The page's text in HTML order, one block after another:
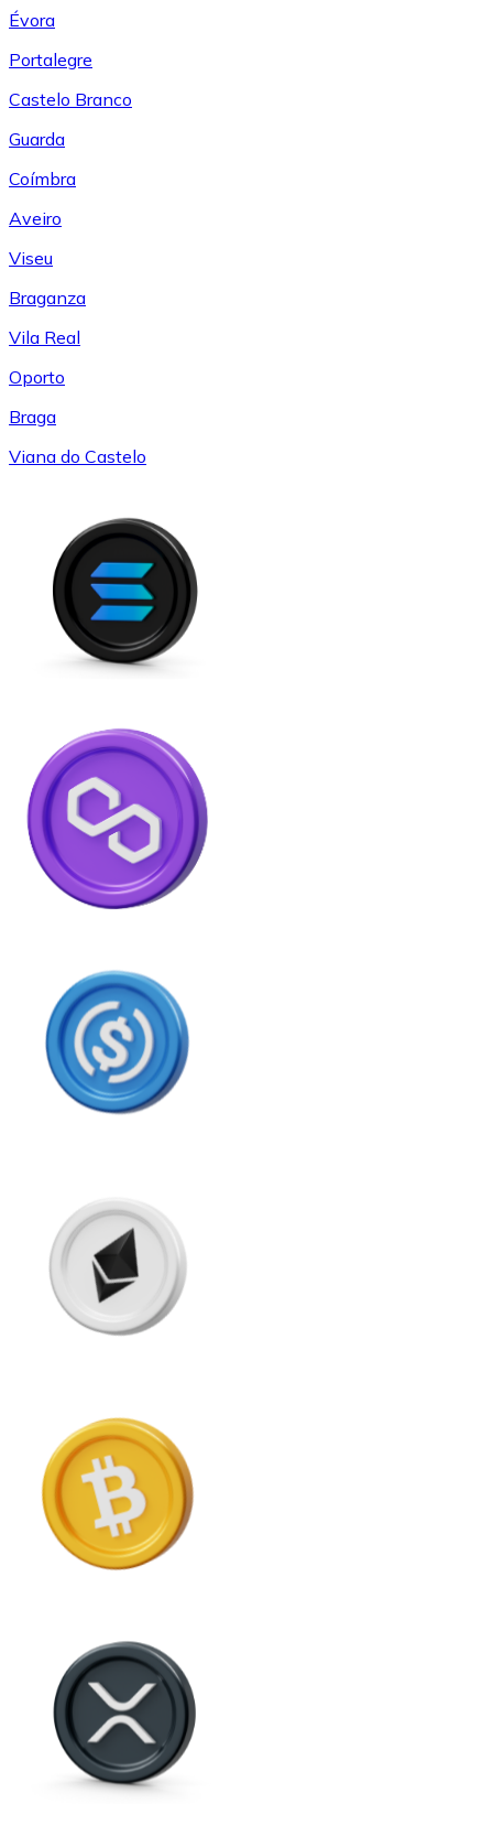
Évora
Portalegre
Castelo Branco
Guarda
Coímbra
Aveiro
Viseu
Braganza
Vila Real
Oporto
Braga
Viana do Castelo